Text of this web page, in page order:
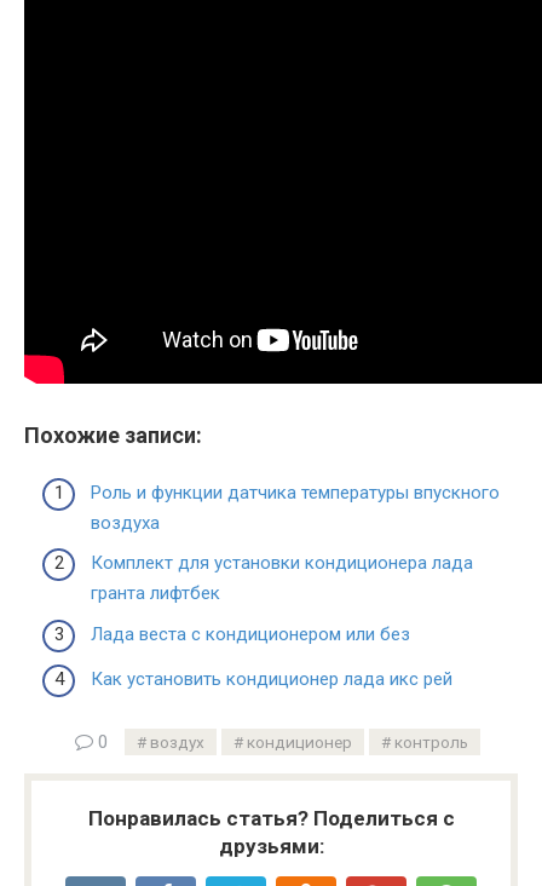
Похожие записи:
Роль и функции датчика температуры впускного
воздуха
Комплект для установки кондиционера лада
гранта лифтбек
Лада веста с кондиционером или без
Как установить кондиционер лада икс рей
0 воздух кондиционер контроль
Понравилась статья? Поделиться с
друзьями: